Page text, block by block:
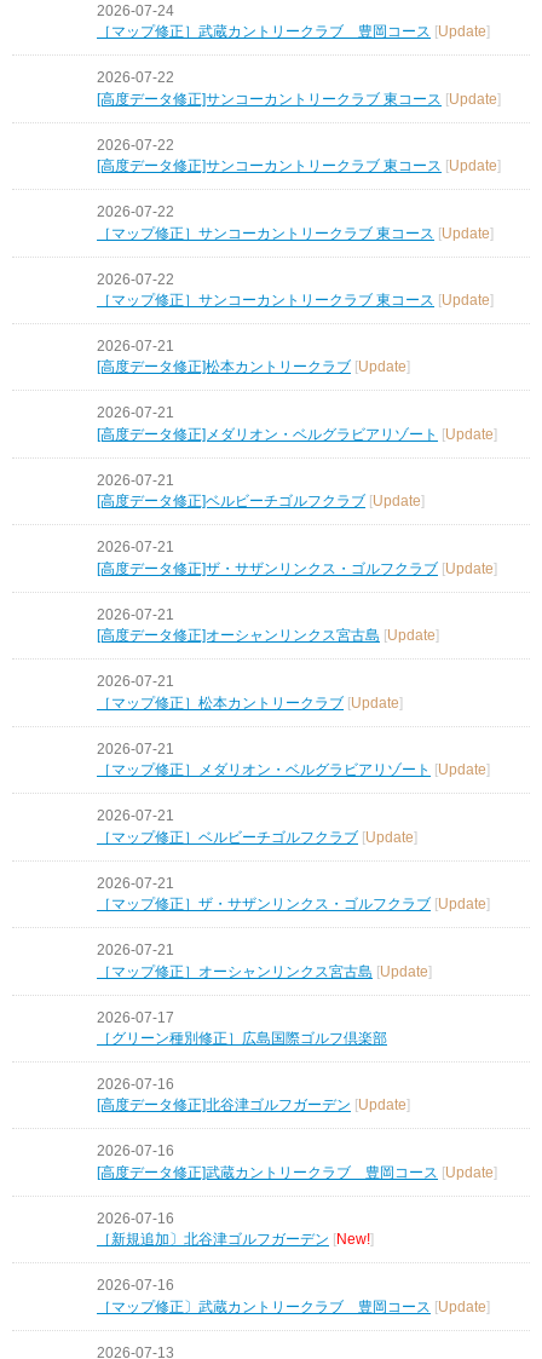
2026-07-24
［マップ修正］武蔵カントリークラブ 豊岡コース [Update]
2026-07-22
[高度データ修正]サンコーカントリークラブ 東コース [Update]
2026-07-22
[高度データ修正]サンコーカントリークラブ 東コース [Update]
2026-07-22
［マップ修正］サンコーカントリークラブ 東コース [Update]
2026-07-22
［マップ修正］サンコーカントリークラブ 東コース [Update]
2026-07-21
[高度データ修正]松本カントリークラブ
Update
2026-07-21
[高度データ修正]メダリオン・ベルグラビアリゾート
[Update]
2026-07-21
[高度データ修正]ベルビーチゴルフクラブ
Update
2026-07-21
[高度データ修正]ザ・サザンリンクス・ゴルフクラブ [Update]
2026-07-21
[高度データ修正]オーシャンリンクス宮古島
Update
2026-07-21
［マップ修正］松本カントリークラブ [Update]
2026-07-21
［マップ修正］メダリオン・ベルグラビアリゾート
[Update]
2026-07-21
［マップ修正］ベルビーチゴルフクラブ [Update]
2026-07-21
［マップ修正］ザ・サザンリンクス・ゴルフクラブ [Update]
2026-07-21
［マップ修正］オーシャンリンクス宮古島 [Update]
2026-07-17
［グリーン種別修正］広島国際ゴルフ倶楽部
2026-07-16
[高度データ修正]北谷津ゴルフガーデン
Update
2026-07-16
[高度データ修正]武蔵カントリークラブ 豊岡コース [Update]
2026-07-16
［新規追加〕北谷津ゴルフガーデン
New!
2026-07-16
［マップ修正〕武蔵カントリークラブ 豊岡コース [Update]
2026-07-13